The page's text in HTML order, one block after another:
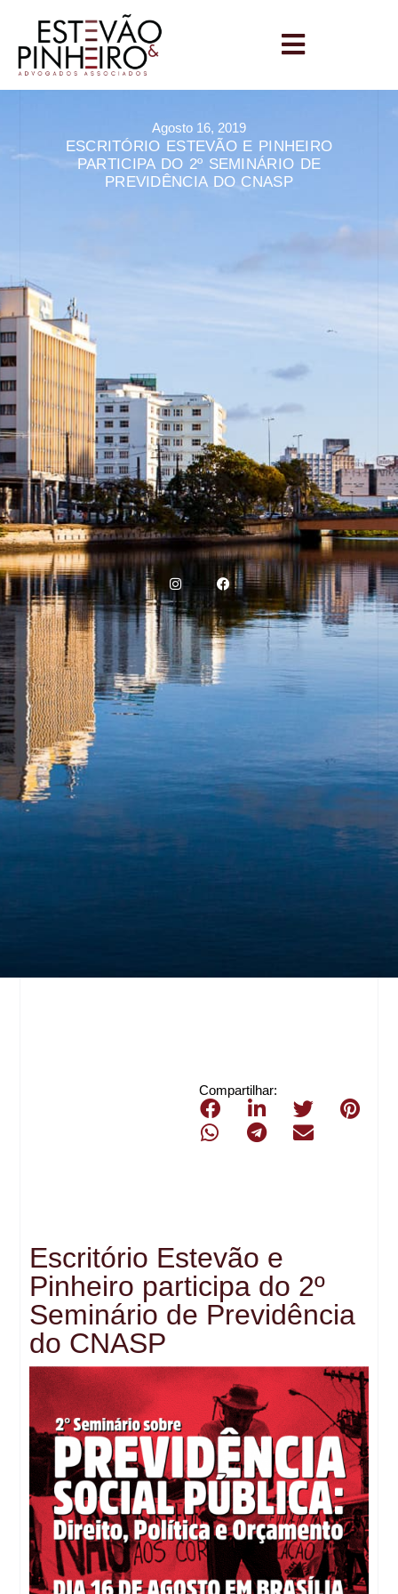
Agosto 16, 2019
ESCRITÓRIO ESTEVÃO E PINHEIRO
PARTICIPA DO 2º SEMINÁRIO DE
PREVIDÊNCIA DO CNASP
Compartilhar:
Escritório Estevão e
Pinheiro participa do 2º
Seminário de Previdência
do CNASP